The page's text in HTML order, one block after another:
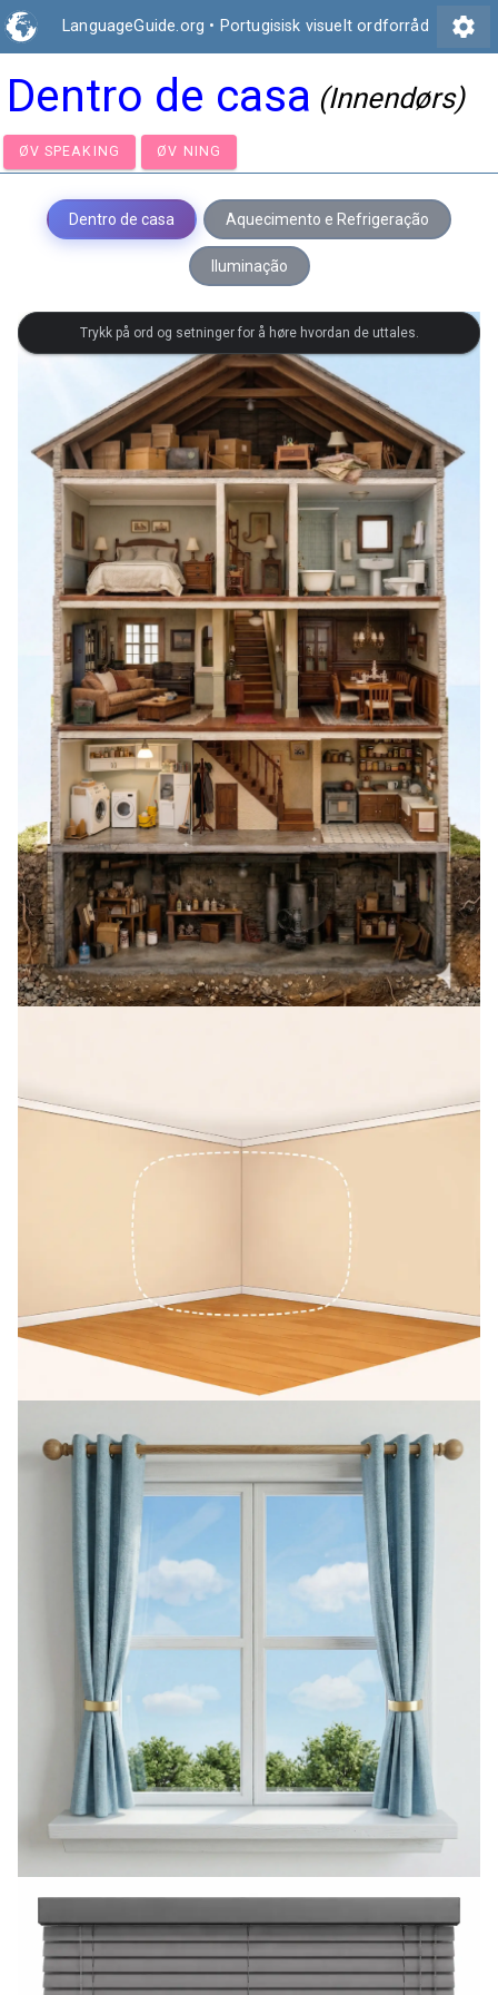
LanguageGuide.org • Portugisisk visuelt ordforråd settings
Dentro de casa (Innendørs)
ØV SPEAKING ØV NING
Dentro de casa Aquecimento e Refrigeração
Iluminação
Trykk på ord og setninger for å høre hvordan de uttales.